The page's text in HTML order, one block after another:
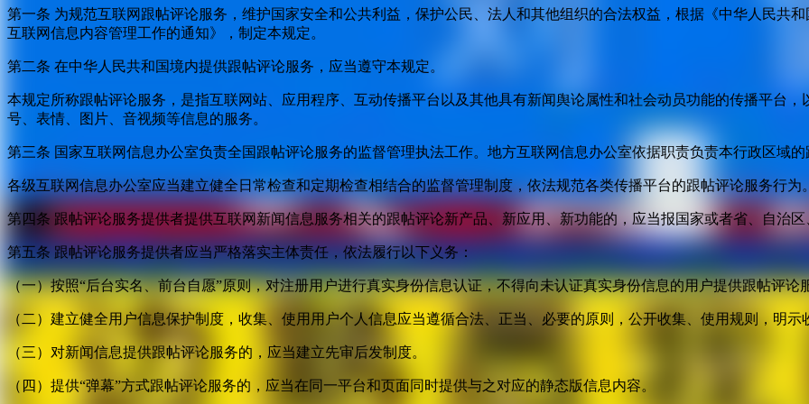
第一条 为规范互联网跟帖评论服务，维护国家安全和公共利益，保护公民、法人和其他组织的合法权益，根据《中华人民共
互联网信息内容管理工作的通知》，制定本规定。
第二条 在中华人民共和国境内提供跟帖评论服务，应当遵守本规定。
本规定所称跟帖评论服务，是指互联网站、应用程序、互动传播平台以及其他具有新闻舆论属性和社会动员功能的传播平台
号、表情、图片、音视频等信息的服务。
第三条 国家互联网信息办公室负责全国跟帖评论服务的监督管理执法工作。地方互联网信息办公室依据职责负责本行政区域
各级互联网信息办公室应当建立健全日常检查和定期检查相结合的监督管理制度，依法规范各类传播平台的跟帖评论服务行为
第四条 跟帖评论服务提供者提供互联网新闻信息服务相关的跟帖评论新产品、新应用、新功能的，应当报国家或者省、自治
第五条 跟帖评论服务提供者应当严格落实主体责任，依法履行以下义务：
（一）按照“后台实名、前台自愿”原则，对注册用户进行真实身份信息认证，不得向未认证真实身份信息的用户提供跟帖评论
（二）建立健全用户信息保护制度，收集、使用用户个人信息应当遵循合法、正当、必要的原则，公开收集、使用规则，明
（三）对新闻信息提供跟帖评论服务的，应当建立先审后发制度。
（四）提供“弹幕”方式跟帖评论服务的，应当在同一平台和页面同时提供与之对应的静态版信息内容。